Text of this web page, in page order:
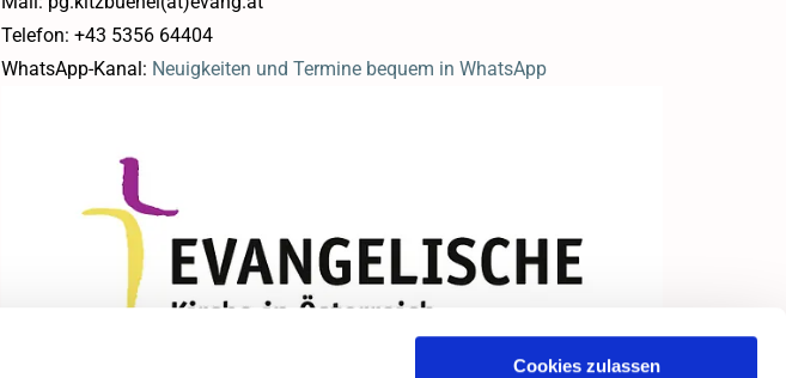
Cookies zulassen
Telefon: +43 5356 64404
WhatsApp-Kanal: Neuigkeiten und Termine bequem in WhatsApp